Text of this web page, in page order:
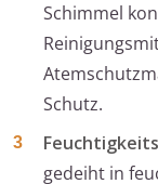
Schimmel
Schutz.
gedeiht in